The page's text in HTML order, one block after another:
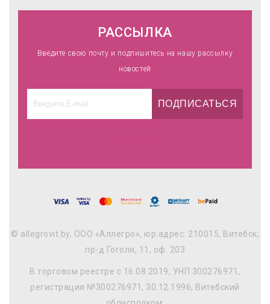
РАССЫЛКА
Введите свою почту и подпишитесь на нашу рассылку
новостей
ПОДПИСАТЬСЯ
© allegrovit.by, ООО «Аллегро», юр.адрес: 210015, Витебск,
пр-д Гоголя, 11, оф. 203
В торговом реестре с 16.08.2019, УНП 300276971,
регистрация №300276971, 30.12.1996, Витебский